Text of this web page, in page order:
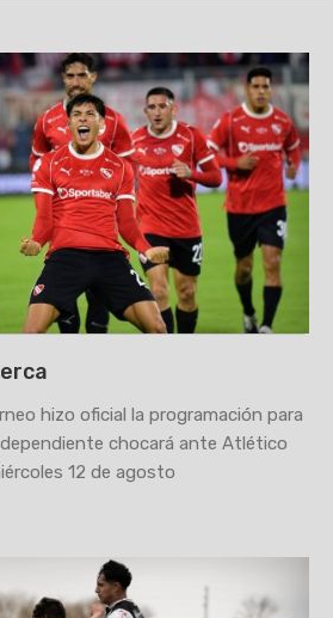
hizo oficial la programación para
chocará ante Atlético
12 de agosto